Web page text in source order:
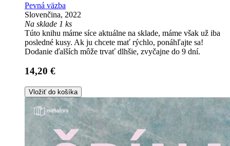
Pevná väzba
Slovenčina, 2022
Na sklade 1 ks
Túto knihu máme síce aktuálne na sklade, máme však už iba
posledné kusy. Ak ju chcete mať rýchlo, ponáhľajte sa!
Dodanie ďalších môže trvať dlhšie, zvyčajne do 9 dní.
14,20 €
Vložiť do košíka